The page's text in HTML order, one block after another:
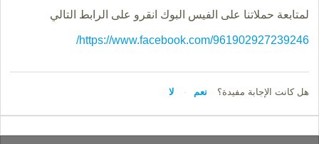
لمتابعة حملاتنا على الفيس البوك انقرو على الرابط التالي
https://www.facebook.com/961902927239246/
هل كانت الإجابة مفيدة؟ نعم لا